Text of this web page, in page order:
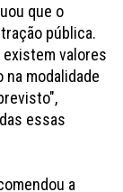
que o
pública.
existem valores
modalidade
essas
a